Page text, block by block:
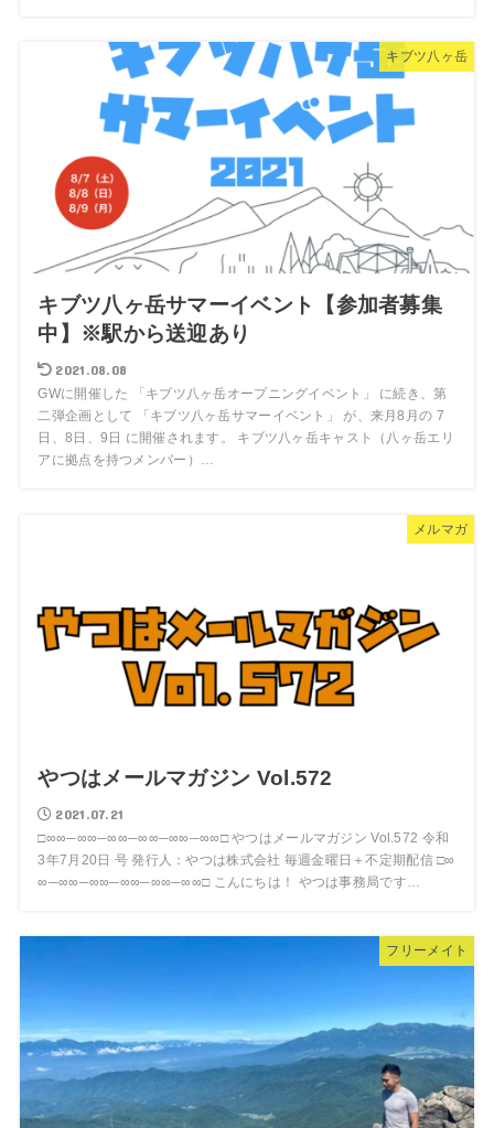
キブツ八ヶ岳
キブツ八ヶ岳サマーイベント【参加者募集
中】※駅から送迎あり
2021.08.08
GWに開催した 「キブツ八ヶ岳オープニングイベント」 に続き、第
二弾企画として 「キブツ八ヶ岳サマーイベント」 が、来月8月の 7
日、8日、9日 に開催されます。 キブツ八ヶ岳キャスト（八ヶ岳エリ
アに拠点を持つメンバー）…
メルマガ
やつはメールマガジン Vol.572
2021.07.21
□∞∞─∞∞─∞∞─∞∞─∞∞─∞∞□ やつはメールマガジン Vol.572 令和
3年7月20日 号 発行人：やつは株式会社 毎週金曜日＋不定期配信 □∞
∞─∞∞─∞∞─∞∞─∞∞─∞∞□ こんにちは！ やつは事務局です…
フリーメイト